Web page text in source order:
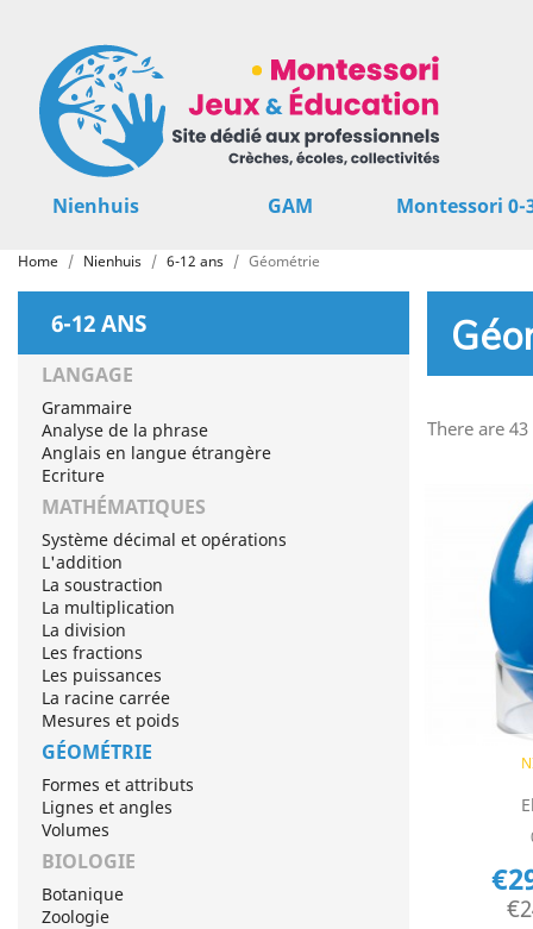
Nienhuis GAM Montessori 0-
Home Nienhuis 6-12 ans Géométrie
6-12 ANS
LANGAGE
Grammaire
Analyse de la phrase
Anglais en langue étrangère
Ecriture
MATHÉMATIQUES
Système décimal et opérations
L'addition
La soustraction
La multiplication
La division
Les fractions
Les puissances
La racine carrée
Mesures et poids
GÉOMÉTRIE
Formes et attributs
Lignes et angles
Volumes
BIOLOGIE
Botanique
Zoologie
There are